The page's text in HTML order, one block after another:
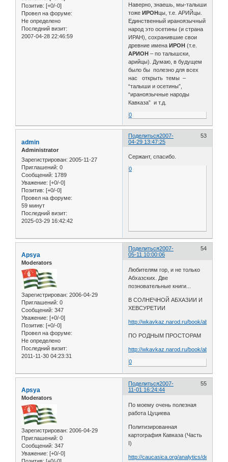
Позитив: [+0/-0]
Провел на форуме:
Не определено
Последний визит:
2007-04-28 22:46:59
Наверно, знаешь, мы-талыши
тожеИРОНцы, т.е. АРИЙцы.
Единственный ираноязычный
народ это осетины (и страна
ИРАН), сохранившие свои
древние именаИРОН(т.е.
АРИОН– по талышски,
арийцы). Думаю, в будущем
было бы полезно для всех
нас открыть темы –
“талыши и осетины”,
“ираноязычные народы
Кавказа” и т.д.
0
Поделиться 53
2007-
04-29 13:47:25
admin
Administrator
Зарегистрирован: 2005-11-27
Приглашений: 0
Сообщений: 1789
Уважение: [+0/-0]
Позитив: [+0/-0]
Провел на форуме:
59 минут
Последний визит:
2025-03-29 16:42:42
Сержант, спасибо.
0
Поделиться 54
2007-
05-11 10:00:06
Apsya
Moderators
Зарегистрирован: 2006-04-29
Приглашений: 0
Сообщений: 347
Уважение: [+0/-0]
Позитив: [+0/-0]
Провел на форуме:
Не определено
Последний визит:
2011-11-30 04:23:31
Любителям гор, и не только
Абхазских. Две
позновательные книги...
В СОЛНЕЧНОЙ АБХАЗИИ И
ХЕВСУРЕТИИ
http://wkavkaz.narod.ru/book/
ПО РОДНЫМ ПРОСТОРАМ
http://wkavkaz.narod.ru/book/abhazia/
0
Поделиться 55
2007-
11-01 16:24:44
Apsya
Moderators
Зарегистрирован: 2006-04-29
Приглашений: 0
Сообщений: 347
Уважение: [+0/-0]
По моему очень полезная
работа Цуциева
Политизированная
картография Кавказа (Часть
I)
http://caucasica.org/analytics/